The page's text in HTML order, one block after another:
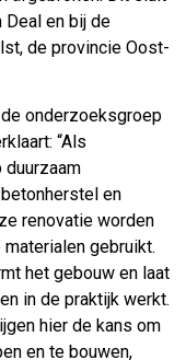
Deal en bij de
de provincie Oost-
onderzoeksgroep
“Als
en
renovatie worden
gebruikt.
het gebouw en laat
in de praktijk werkt.
hier de kans om
en te bouwen,